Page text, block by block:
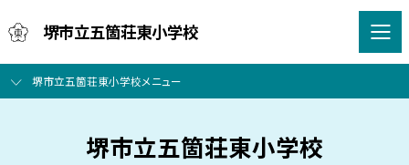
堺市立五箇荘東小学校
堺市立五箇荘東小学校メニュー
堺市立五箇荘東小学校